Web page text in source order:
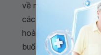
về những gì mình
các tình huống nguy
hoàn thành tất cả
buổi tối, lúc đó mới